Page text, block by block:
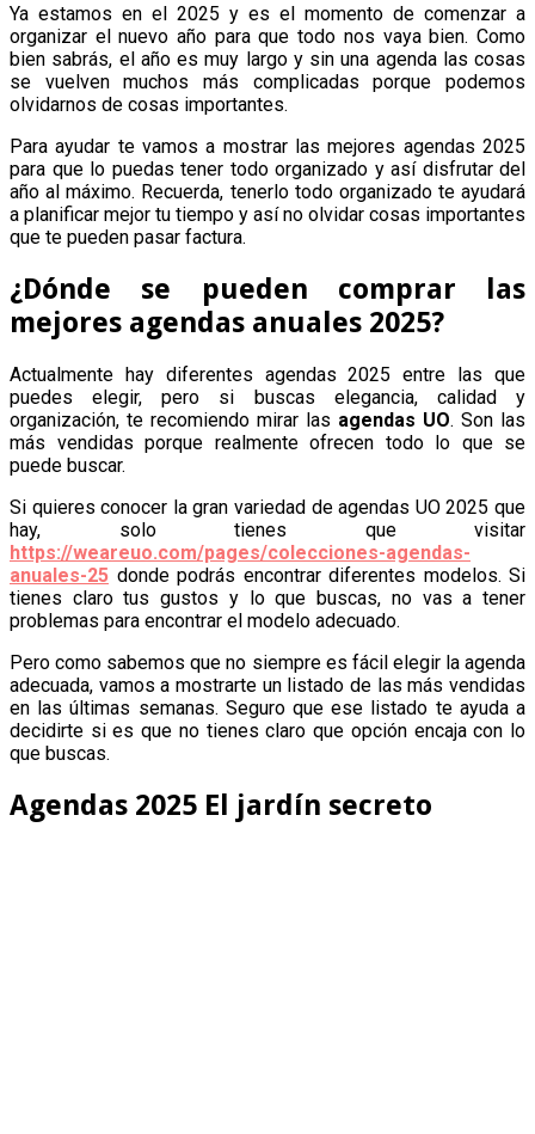
Ya estamos en el 2025 y es el momento de comenzar a
organizar el nuevo año para que todo nos vaya bien. Como
bien sabrás, el año es muy largo y sin una agenda las cosas
se vuelven muchos más complicadas porque podemos
olvidarnos de cosas importantes.
Para ayudar te vamos a mostrar las mejores agendas 2025
para que lo puedas tener todo organizado y así disfrutar del
año al máximo. Recuerda, tenerlo todo organizado te ayudará
a planificar mejor tu tiempo y así no olvidar cosas importantes
que te pueden pasar factura.
¿Dónde se pueden comprar las
mejores agendas anuales 2025?
Actualmente hay diferentes agendas 2025 entre las que
puedes elegir, pero si buscas elegancia, calidad y
organización, te recomiendo mirar las agendas UO. Son las
más vendidas porque realmente ofrecen todo lo que se
puede buscar.
Si quieres conocer la gran variedad de agendas UO 2025 que
hay, solo tienes que visitar
https://weareuo.com/pages/colecciones-agendas-
anuales-25 donde podrás encontrar diferentes modelos. Si
tienes claro tus gustos y lo que buscas, no vas a tener
problemas para encontrar el modelo adecuado.
Pero como sabemos que no siempre es fácil elegir la agenda
adecuada, vamos a mostrarte un listado de las más vendidas
en las últimas semanas. Seguro que ese listado te ayuda a
decidirte si es que no tienes claro que opción encaja con lo
que buscas.
Agendas 2025 El jardín secreto